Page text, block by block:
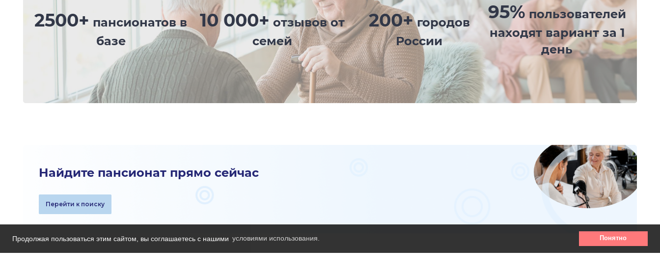
Продолжая пользоваться этим сайтом, вы соглашаетесь с нашими условиями использования. Понятно
2500+ пансионатов в
базе
10 000+ отзывов от
семей
200+городов
России
95% пользователей
находят вариант за 1
день
Найдите пансионат прямо сейчас
Перейти к поиску